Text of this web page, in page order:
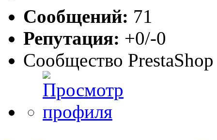
Сообщений: 71
Репутация: +0/-0
Сообщество PrestaShop